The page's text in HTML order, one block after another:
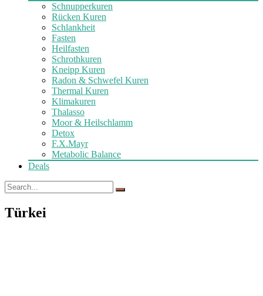
Schnupperkuren
Rücken Kuren
Schlankheit
Fasten
Heilfasten
Schrothkuren
Kneipp Kuren
Radon & Schwefel Kuren
Thermal Kuren
Klimakuren
Thalasso
Moor & Heilschlamm
Detox
F.X.Mayr
Metabolic Balance
Deals
Türkei